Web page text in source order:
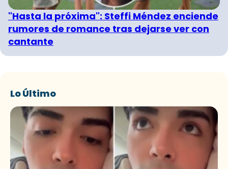
"Hasta la próxima": Steffi Méndez enciende
rumores de romance tras dejarse ver con
cantante
Lo Último